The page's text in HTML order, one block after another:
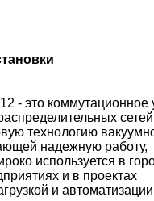
- это коммутационное
технологию
надежную работу,
используется в
и в проектах
и